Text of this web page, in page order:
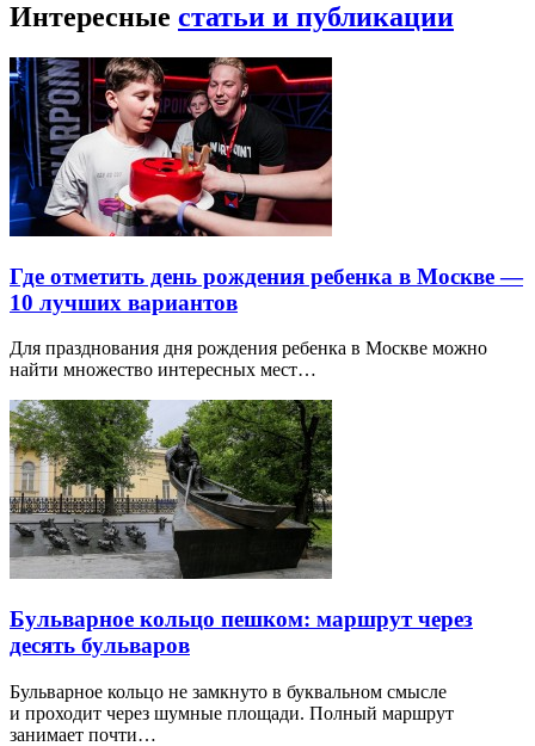
Интересные статьи и публикации
Где отметить день рождения ребенка в Москве —
10 лучших вариантов
Для празднования дня рождения ребенка в Москве можно
найти множество интересных мест…
Бульварное кольцо пешком: маршрут через
десять бульваров
Бульварное кольцо не замкнуто в буквальном смысле
и проходит через шумные площади. Полный маршрут
занимает почти…